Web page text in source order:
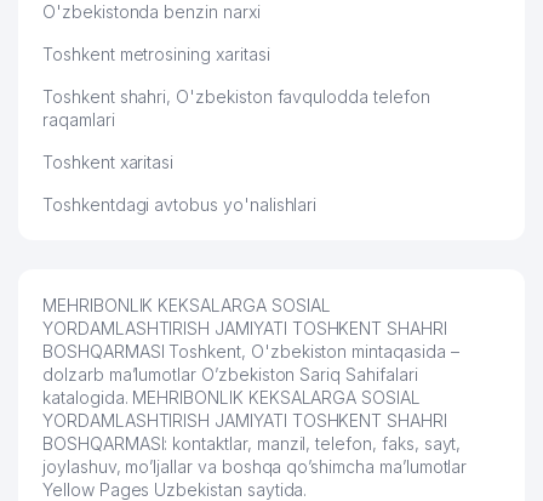
O'zbekistonda benzin narxi
Toshkent metrosining xaritasi
Toshkent shahri, O'zbekiston favqulodda telefon
raqamlari
Toshkent xaritasi
Toshkentdagi avtobus yo'nalishlari
MEHRIBONLIK KEKSALARGA SOSIAL
YORDAMLASHTIRISH JAMIYATI TOSHKENT SHAHRI
BOSHQARMASI Toshkent, O'zbekiston mintaqasida –
dolzarb ma’lumotlar O’zbekiston Sariq Sahifalari
katalogida. MEHRIBONLIK KEKSALARGA SOSIAL
YORDAMLASHTIRISH JAMIYATI TOSHKENT SHAHRI
BOSHQARMASI: kontaktlar, manzil, telefon, faks, sayt,
joylashuv, mo’ljallar va boshqa qo’shimcha ma’lumotlar
Yellow Pages Uzbekistan saytida.